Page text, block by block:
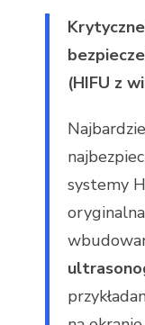
(HIFU z
systemy